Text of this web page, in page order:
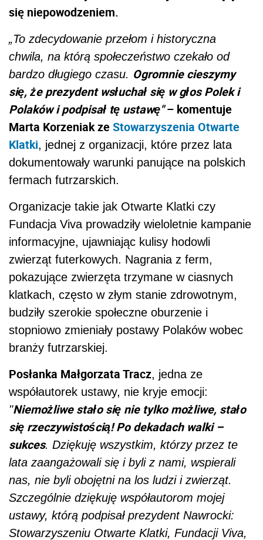
się niepowodzeniem.
„To zdecydowanie przełom i historyczna
chwila, na którą społeczeństwo czekało od
bardzo długiego czasu. Ogromnie cieszymy
się, że prezydent wsłuchał się w głos Polek i
Polaków i podpisał tę ustawę"– komentuje
Marta Korzeniak zeStowarzyszenia Otwarte
Klatki, jednej z organizacji, które przez lata
dokumentowały warunki panujące na polskich
fermach futrzarskich.
Organizacje takie jak Otwarte Klatki czy
Fundacja Viva prowadziły wieloletnie kampanie
informacyjne, ujawniając kulisy hodowli
zwierząt futerkowych. Nagrania z ferm,
pokazujące zwierzęta trzymane w ciasnych
klatkach, często w złym stanie zdrowotnym,
budziły szerokie społeczne oburzenie i
stopniowo zmieniały postawy Polaków wobec
branży futrzarskiej.
Posłanka Małgorzata Tracz, jedna ze
współautorek ustawy, nie kryje emocji:
"Niemożliwe stało się nie tylko możliwe, stało
się rzeczywistością! Po dekadach walki –
sukces. Dziękuję wszystkim, którzy przez te
lata zaangażowali się i byli z nami, wspierali
nas, nie byli obojętni na los ludzi i zwierząt.
Szczególnie dziękuję współautorom mojej
ustawy, którą podpisał prezydent Nawrocki:
Stowarzyszeniu Otwarte Klatki, Fundacji Viva,